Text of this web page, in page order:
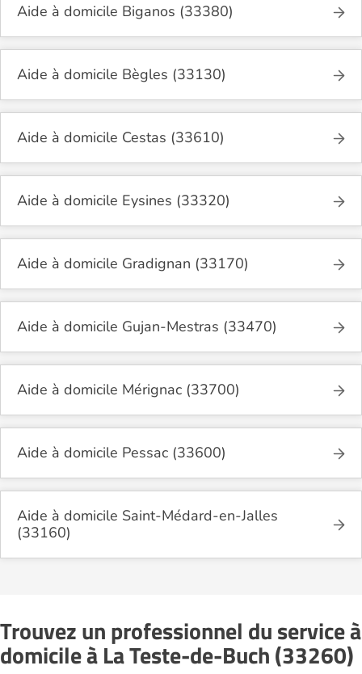
Aide à domicile Biganos (33380)
Aide à domicile Bègles (33130)
Aide à domicile Cestas (33610)
Aide à domicile Eysines (33320)
Aide à domicile Gradignan (33170)
Aide à domicile Gujan-Mestras (33470)
Aide à domicile Mérignac (33700)
Aide à domicile Pessac (33600)
Aide à domicile Saint-Médard-en-Jalles
(33160)
Trouvez un professionnel du service à
domicile à La Teste-de-Buch (33260)